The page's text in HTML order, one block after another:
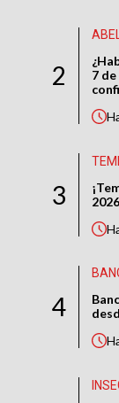
2
7
3
4